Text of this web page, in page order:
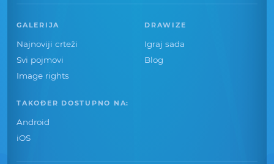
GALERIJA
Najnoviji crteži
Svi pojmovi
Image rights
DRAWIZE
Igraj sada
Blog
TAKOĐER DOSTUPNO NA:
Android
iOS